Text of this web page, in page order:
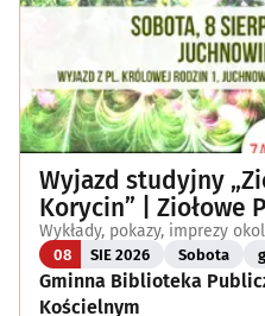
Wyjazd studyjny
Korycin” | Ziołowe
Wykłady, pokazy, imprezy
08 SIE 2026 Sobota
Gminna Biblioteka
Kościelnym